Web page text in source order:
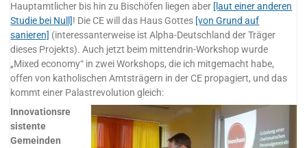
Hauptamtlicher bis hin zu Bischöfen liegen aber [laut einer anderen
Studie bei Null]! Die CE will das Haus Gottes [von Grund auf
sanieren] (interessanterweise ist Alpha-Deutschland der Träger
dieses Projekts). Auch jetzt beim mittendrin-Workshop wurde
„Mixed economy“ in zwei Workshops, die ich mitgemacht habe,
offen von katholischen Amtsträgern in der CE propagiert, und das
kommt einer Palastrevolution gleich:
Innovationsre
sistente
Gemeinden